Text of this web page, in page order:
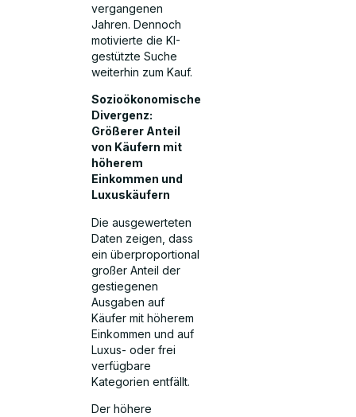
vergangenen
Jahren. Dennoch
motivierte die KI-
gestützte Suche
weiterhin zum Kauf.
Sozioökonomische
Divergenz:
Größerer Anteil
von Käufern mit
höherem
Einkommen und
Luxuskäufern
Die ausgewerteten
Daten zeigen, dass
ein überproportional
großer Anteil der
gestiegenen
Ausgaben auf
Käufer mit höherem
Einkommen und auf
Luxus- oder frei
verfügbare
Kategorien entfällt.
Der höhere